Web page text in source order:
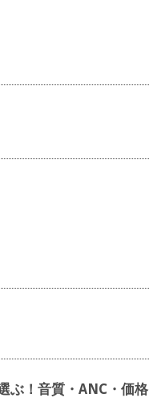
ぶ！音質・ANC・価格